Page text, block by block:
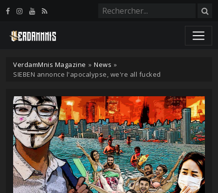
VerdamMnis Magazine » News »
SIEBEN annonce l'apocalypse, we're all fucked
Panneau de gestion des cookies